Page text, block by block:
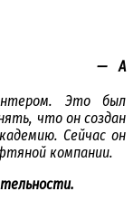
— А
Это был
что он создан
Сейчас он
компании.